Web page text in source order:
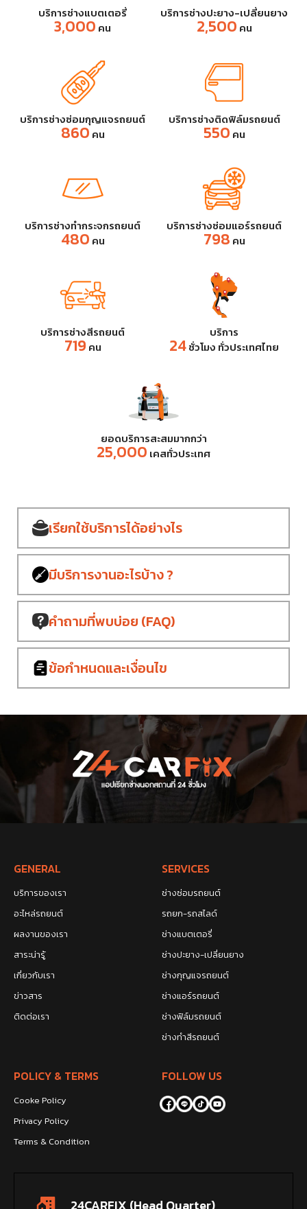
บริการช่างแบตเตอรี่
3,000 คน
บริการช่างปะยาง-เปลี่ยนยาง
2,500 คน
บริการช่างซ่อมกุญแจรถยนต์
860คน
บริการช่างติดฟิล์มรถยนต์
550 คน
บริการช่างทำกระจกรถยนต์
480 คน
บริการช่างซ่อมแอร์รถยนต์
798 คน
บริการช่างสีรถยนต์
719 คน
บริการ
24ชั่วโมง ทั่วประเทศไทย
ยอดบริการสะสมมากกว่า
25,000 เคสทั่วประเทศ
เรียกใช้บริการได้อย่างไร
มีบริการงานอะไรบ้าง ?
คำถามที่พบบ่อย (FAQ)
ข้อกำหนดและเงื่อนไข
GENERAL
บริการของเรา
อะไหล่รถยนต์
ผลงานของเรา
สาระน่ารู้
เกี่ยวกับเรา
ข่าวสาร
ติดต่อเรา
SERVICES
ช่างซ่อมรถยนต์
รถยก-รถสไลด์
ช่างแบตเตอรี่
ช่างปะยาง-เปลี่ยนยาง
ช่างกุญแจรถยนต์
ช่างแอร์รถยนต์
ช่างฟิล์มรถยนต์
ช่างทำสีรถยนต์
POLICY & TERMS
Cooke Policy
Privacy Policy
Terms & Condition
FOLLOW US
24CARFIX (Head Quarter)